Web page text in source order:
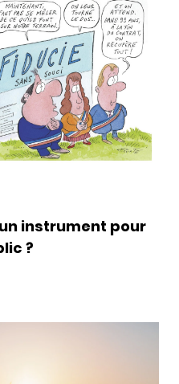
instrument pour
?